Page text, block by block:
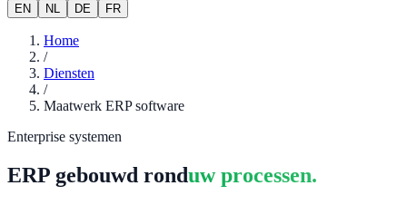
EN NL DE FR
Home
/
Diensten
/
Maatwerk ERP software
Enterprise systemen
ERP gebouwd ronduw processen.